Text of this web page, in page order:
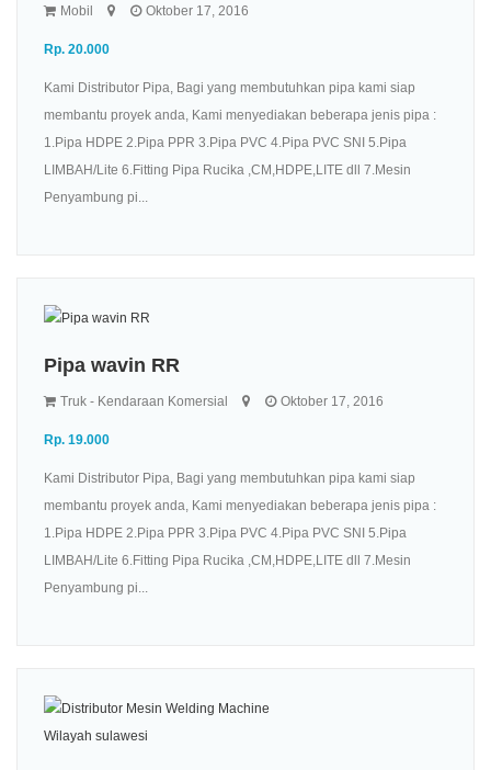
Mobil Oktober 17, 2016
Rp. 20.000
Kami Distributor Pipa, Bagi yang membutuhkan pipa kami siap
membantu proyek anda, Kami menyediakan beberapa jenis pipa :
1.Pipa HDPE 2.Pipa PPR 3.Pipa PVC 4.Pipa PVC SNI 5.Pipa
LIMBAH/Lite 6.Fitting Pipa Rucika ,CM,HDPE,LITE dll 7.Mesin
Penyambung pi...
Pipa wavin RR
Truk - Kendaraan Komersial Oktober 17, 2016
Rp. 19.000
Kami Distributor Pipa, Bagi yang membutuhkan pipa kami siap
membantu proyek anda, Kami menyediakan beberapa jenis pipa :
1.Pipa HDPE 2.Pipa PPR 3.Pipa PVC 4.Pipa PVC SNI 5.Pipa
LIMBAH/Lite 6.Fitting Pipa Rucika ,CM,HDPE,LITE dll 7.Mesin
Penyambung pi...